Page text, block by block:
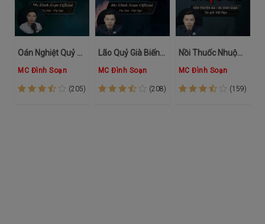
Oán Nghiệt Quỷ Nhi
MC Đình Soạn
(205)
Lão Quỷ Già Biến Thái
MC Đình Soạn
(208)
Nồi Thuốc Nhuộm Chết Chóc
MC Đình Soạn
(159)